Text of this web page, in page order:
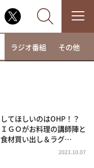
やすとものいたっ
ラジオ番組 その他
てほしいのはOHP！？
ＧＯがお料理の講師陣と
材買い出し＆ラグ…
2023.10.07